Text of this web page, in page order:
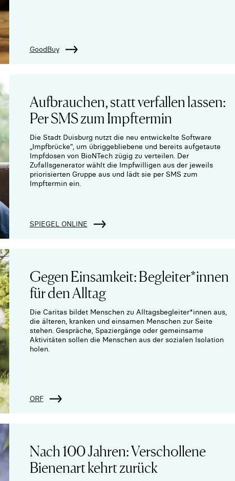
GoodBuy
Aufbrauchen, statt verfallen lassen:
Per SMS zum Impftermin
Die Stadt Duisburg nutzt die neu entwickelte Software
„Impfbrücke“, um übriggebliebene und bereits aufgetaute
Impfdosen von BioNTech zügig zu verteilen. Der
Zufallsgenerator wählt die Impfwilligen aus der jeweils
priorisierten Gruppe aus und lädt sie per SMS zum
Impftermin ein.
SPIEGEL ONLINE
Gegen Einsamkeit: Begleiter*innen
für den Alltag
Die Caritas bildet Menschen zu Alltagsbegleiter*innen aus,
die älteren, kranken und einsamen Menschen zur Seite
stehen. Gespräche, Spaziergänge oder gemeinsame
Aktivitäten sollen die Menschen aus der sozialen Isolation
holen.
ORF
Nach 100 Jahren: Verschollene
Bienenart kehrt zurück